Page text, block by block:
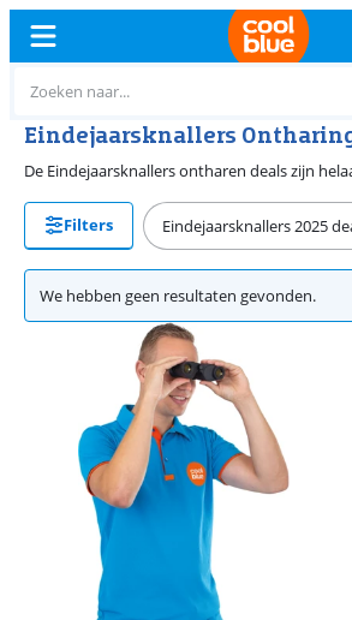
Eindejaarsknallers
Filters Eindejaarsknallers 2025
We hebben geen resultaten gevonden.